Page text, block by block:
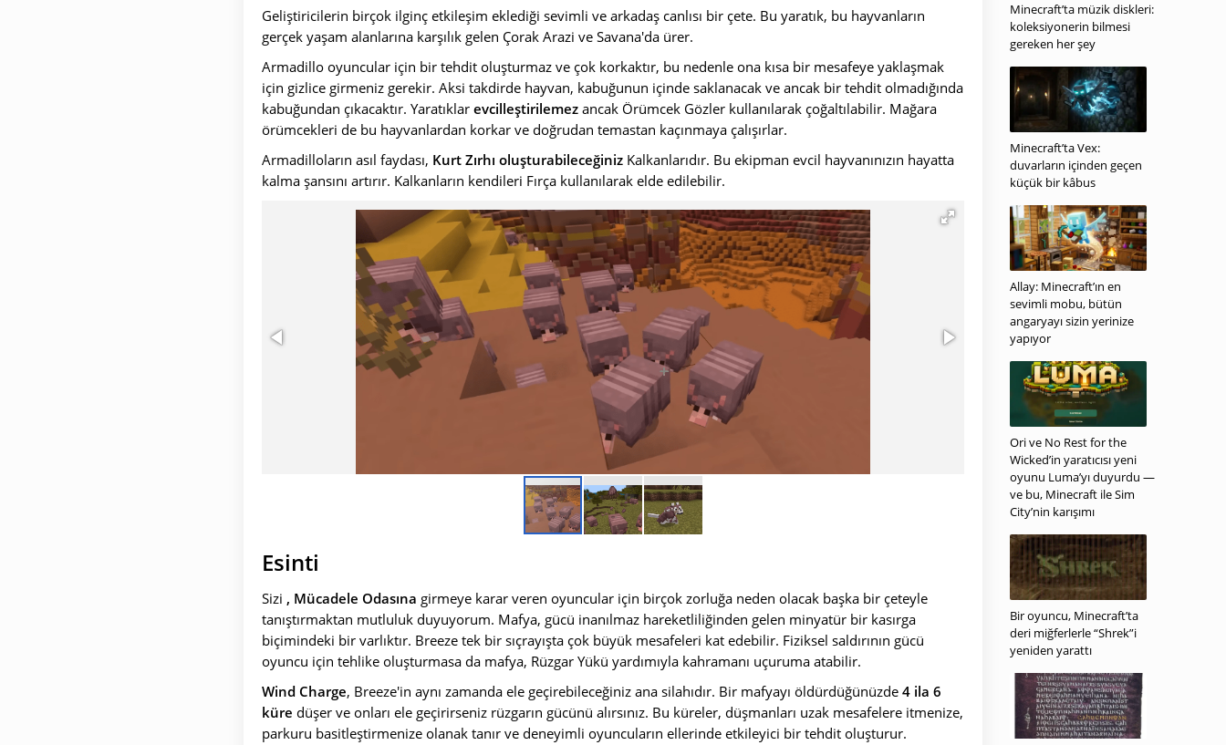
Geliştiricilerin birçok ilginç etkileşim eklediği sevimli ve arkadaş canlısı bir çete. Bu yaratık, bu hayvanların
gerçek yaşam alanlarına karşılık gelen Çorak Arazi ve Savana'da ürer.
Armadillo oyuncular için bir tehdit oluşturmaz ve çok korkaktır, bu nedenle ona kısa bir mesafeye yaklaşmak
için gizlice girmeniz gerekir. Aksi takdirde hayvan, kabuğunun içinde saklanacak ve ancak bir tehdit olmadığında
kabuğundan çıkacaktır. Yaratıklar evcilleştirilemez ancak Örümcek Gözler kullanılarak çoğaltılabilir. Mağara
örümcekleri de bu hayvanlardan korkar ve doğrudan temastan kaçınmaya çalışırlar.
Armadilloların asıl faydası, Kurt Zırhı oluşturabileceğiniz Kalkanlarıdır. Bu ekipman evcil hayvanınızın hayatta
kalma şansını artırır. Kalkanların kendileri Fırça kullanılarak elde edilebilir.
Esinti
Sizi , Mücadele Odasına girmeye karar veren oyuncular için birçok zorluğa neden olacak başka bir çeteyle
tanıştırmaktan mutluluk duyuyorum. Mafya, gücü inanılmaz hareketliliğinden gelen minyatür bir kasırga
biçimindeki bir varlıktır. Breeze tek bir sıçrayışta çok büyük mesafeleri kat edebilir. Fiziksel saldırının gücü
oyuncu için tehlike oluşturmasa da mafya, Rüzgar Yükü yardımıyla kahramanı uçuruma atabilir.
Wind Charge, Breeze'in aynı zamanda ele geçirebileceğiniz ana silahıdır. Bir mafyayı öldürdüğünüzde 4 ila 6
küre düşer ve onları ele geçirirseniz rüzgarın gücünü alırsınız. Bu küreler, düşmanları uzak mesafelere itmenize,
parkuru basitleştirmenize olanak tanır ve deneyimli oyuncuların ellerinde etkileyici bir tehdit oluşturur.
Minecraft’ta müzik diskleri:
koleksiyonerin bilmesi
gereken her şey
Minecraft’ta Vex:
duvarların içinden geçen
küçük bir kâbus
Allay: Minecraft’ın en
sevimli mobu, bütün
angaryayı sizin yerinize
yapıyor
Ori ve No Rest for the
Wicked’in yaratıcısı yeni
oyunu Luma’yı duyurdu —
ve bu, Minecraft ile Sim
City’nin karışımı
Bir oyuncu, Minecraft’ta
deri miğferlerle “Shrek”i
yeniden yarattı